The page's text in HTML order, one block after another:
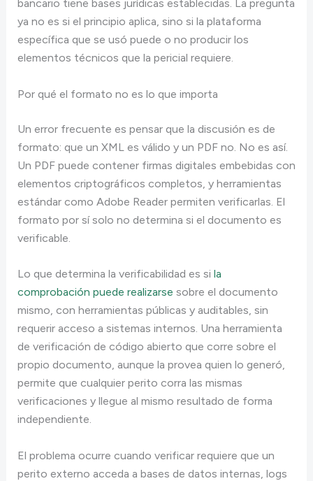
bancario tiene bases jurídicas establecidas. La pregunta
ya no es si el principio aplica, sino si la plataforma
específica que se usó puede o no producir los
elementos técnicos que la pericial requiere.
Por qué el formato no es lo que importa
Un error frecuente es pensar que la discusión es de
formato: que un XML es válido y un PDF no. No es así.
Un PDF puede contener firmas digitales embebidas con
elementos criptográficos completos, y herramientas
estándar como Adobe Reader permiten verificarlas. El
formato por sí solo no determina si el documento es
verificable.
Lo que determina la verificabilidad es si la
comprobación puede realizarse sobre el documento
mismo, con herramientas públicas y auditables, sin
requerir acceso a sistemas internos. Una herramienta
de verificación de código abierto que corre sobre el
propio documento, aunque la provea quien lo generó,
permite que cualquier perito corra las mismas
verificaciones y llegue al mismo resultado de forma
independiente.
El problema ocurre cuando verificar requiere que un
perito externo acceda a bases de datos internas, logs